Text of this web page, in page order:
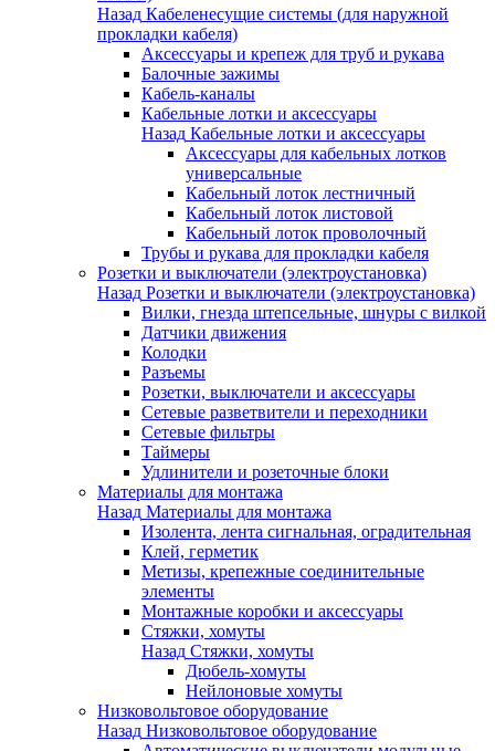
Назад Кабеленесущие системы (для наружной
прокладки кабеля)
Аксессуары и крепеж для труб и рукава
Балочные зажимы
Кабель-каналы
Кабельные лотки и аксессуары
Назад Кабельные лотки и аксессуары
Аксессуары для кабельных лотков
универсальные
Кабельный лоток лестничный
Кабельный лоток листовой
Кабельный лоток проволочный
Трубы и рукава для прокладки кабеля
Розетки и выключатели (электроустановка)
Назад Розетки и выключатели (электроустановка)
Вилки, гнезда штепсельные, шнуры с вилкой
Датчики движения
Колодки
Разъемы
Розетки, выключатели и аксессуары
Сетевые разветвители и переходники
Сетевые фильтры
Таймеры
Удлинители и розеточные блоки
Материалы для монтажа
Назад Материалы для монтажа
Изолента, лента сигнальная, оградительная
Клей, герметик
Метизы, крепежные соединительные
элементы
Монтажные коробки и аксессуары
Стяжки, хомуты
Назад Стяжки, хомуты
Дюбель-хомуты
Нейлоновые хомуты
Низковольтовое оборудование
Назад Низковольтовое оборудование